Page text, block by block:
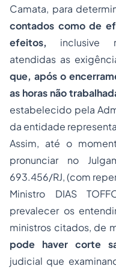
Camata, para
contados como de
efeitos, inclusive
atendidas as
que, após o
as horas não
estabelecido pela
da entidade
Assim, até o
pronunciar no
693.456/RJ, (com
Ministro DIAS
prevalecer os
ministros citados, de
pode haver corte
judicial que